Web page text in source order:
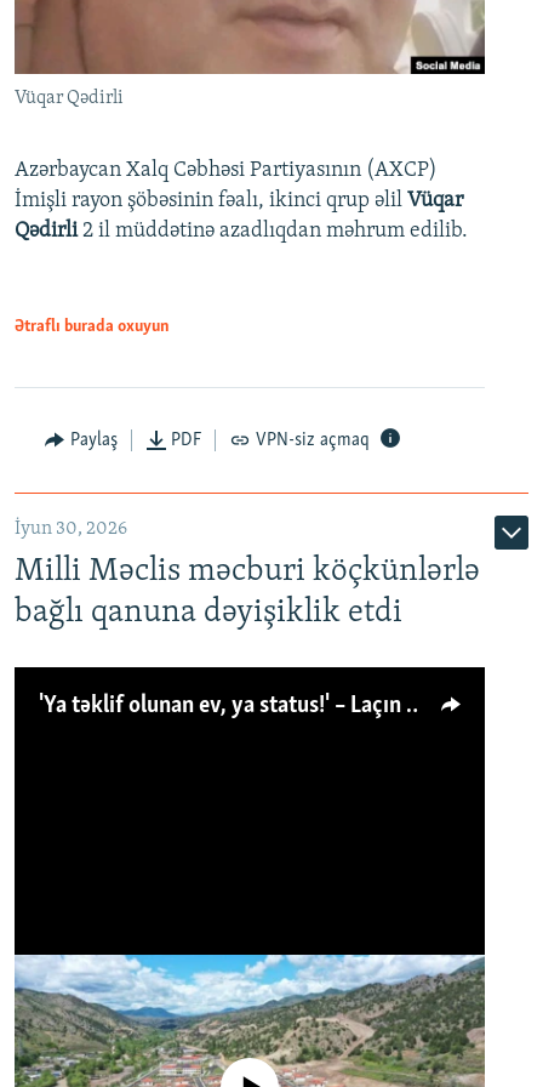
Vüqar Qədirli
Azərbaycan Xalq Cəbhəsi Partiyasının (AXCP)
İmişli rayon şöbəsinin fəalı, ikinci qrup əlil Vüqar
Qədirli2 il müddətinə azadlıqdan məhrum edilib.
Ətraflı burada oxuyun
Paylaş PDF VPN-siz açmaq
İyun 30, 2026
Milli Məclis məcburi köçkünlərlə
bağlı qanuna dəyişiklik etdi
'Ya təklif olunan ev, ya status!' – Laçın köçkünü: 'Laçından başqa heç hara!'